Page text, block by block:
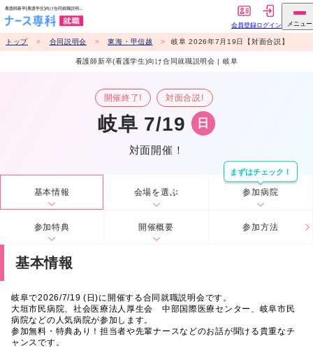
トップ 合同説明会 東海・甲信越 岐阜 2026年7月19日【対面合説】
看護師新卒(看護学生)向け合同就職説明会 | 岐阜
開催終了! 対面合説!
岐阜 7/19 日
対面開催！
基本情報 会場を選ぶ 参加病院
まずはチェック！
参加特典 開催概要 参加方法
基本情報
岐阜で2026/7/19 (日)に開催する合同就職説明会です。
大垣市民病院、社会医療法人厚生会 中部国際医療センター、岐阜市民
病院などの人気病院が参加します。
参加無料・特典あり！担当者や先輩ナースなどのお話が聞ける貴重なチ
ャンスです。